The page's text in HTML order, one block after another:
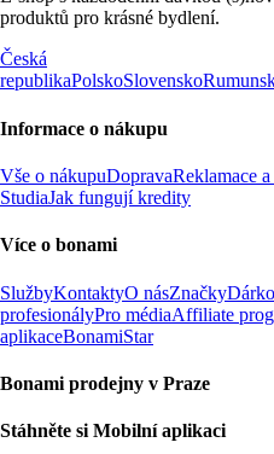
produktů pro krásné bydlení.
Česká
republikaPolskoSlovensko
Informace o nákupu
Vše o nákupuDopravaReklamace
StudiaJak fungují kredity
Více o bonami
SlužbyKontaktyO násZnačky
profesionályPro médiaAffiliate
aplikaceBonamiStar
Bonami prodejny v Praze
Stáhněte si Mobilní aplikaci